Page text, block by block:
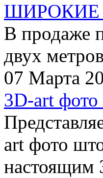
ШИРОКИЕ
В продаже
двух
07 Марта
3D-art
art фото
настоящим